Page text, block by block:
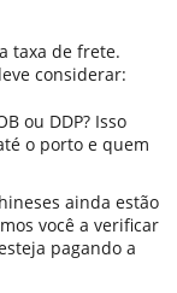
taxa de frete.
considerar:
ou DDP? Isso
o porto e quem
ainda estão
você a verificar
pagando a